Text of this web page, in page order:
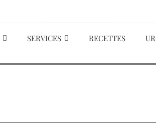
SERVICES RECETTES